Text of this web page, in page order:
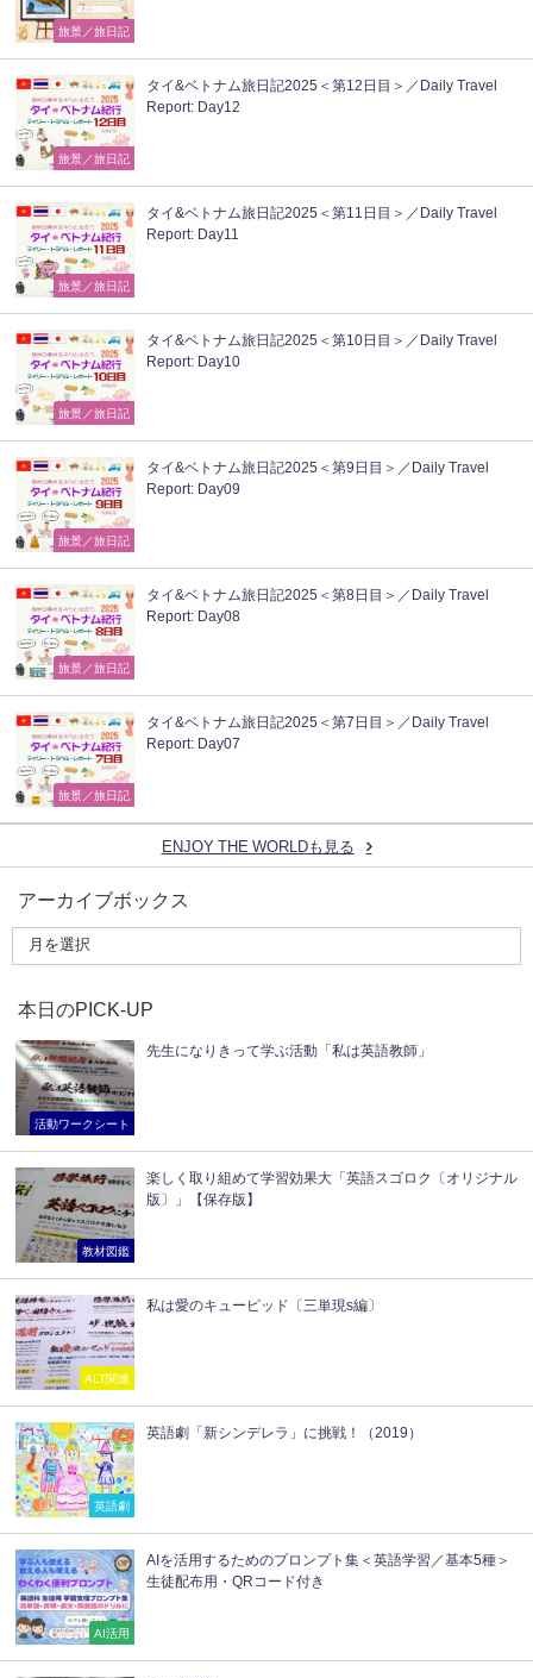
旅景／旅日記
旅景／旅日記
タイ&ベトナム旅日記2025＜第12日目＞／Daily Travel
Report: Day12
旅景／旅日記
タイ&ベトナム旅日記2025＜第11日目＞／Daily Travel
Report: Day11
旅景／旅日記
タイ&ベトナム旅日記2025＜第10日目＞／Daily Travel
Report: Day10
旅景／旅日記
タイ&ベトナム旅日記2025＜第9日目＞／Daily Travel
Report: Day09
旅景／旅日記
タイ&ベトナム旅日記2025＜第8日目＞／Daily Travel
Report: Day08
旅景／旅日記
タイ&ベトナム旅日記2025＜第7日目＞／Daily Travel
Report: Day07
ENJOY THE WORLDも見る
アーカイブボックス
本日のPICK-UP
活動ワークシート
先生になりきって学ぶ活動「私は英語教師」
教材図鑑
楽しく取り組めて学習効果大「英語スゴロク〔オリジナル
版〕」【保存版】
ALT関連
私は愛のキューピッド〔三単現s編〕
英語劇
英語劇「新シンデレラ」に挑戦！（2019）
AI活用
AIを活用するためのプロンプト集＜英語学習／基本5種＞
生徒配布用・QRコード付き